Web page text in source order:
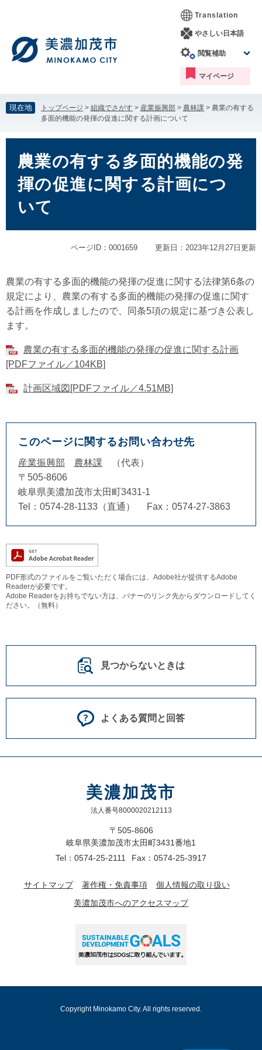
す。
し
て
本
へ
Translation
やさしい日本語
閲覧補助
マイページ
現在地 トップページ > 組織でさがす > 産業振興部 > 農林課 > 農業の有する
多面的機能の発揮の促進に関する計画について
農業の有する多面的機能の発
揮の促進に関する計画につ
いて
ページID：0001659 更新日：2023年12月27日更新
農業の有する多面的機能の発揮の促進に関する法律第6条の
規定により、農業の有する多面的機能の発揮の促進に関す
る計画を作成しましたので、同条5項の規定に基づき公表し
ます。
農業の有する多面的機能の発揮の促進に関する計画
[PDFファイル／104KB]
計画区域図[PDFファイル／4.51MB]
このページに関するお問い合わせ先
産業振興部 農林課
代表
〒505-8606
岐阜県美濃加茂市太田町3431-1
Tel：0574-28-1133（直通）
Fax：0574-27-3863
PDF形式のファイルをご覧いただく場合には、Adobe社が提供するAdobe
Readerが必要です。
Adobe Readerをお持ちでない方は、バナーのリンク先からダウンロードしてく
ださい。（無料）
見つからないときは
よくある質問と回答
美濃加茂市
法人番号8000020212113
〒505-8606
岐阜県美濃加茂市太田町3431番地1
Tel：0574-25-2111
Fax：0574-25-3917
サイトマップ 著作権・免責事項
個人情報の取り扱い
美濃加茂市へのアクセスマップ
Copyright Minokamo City. All rights reserved.